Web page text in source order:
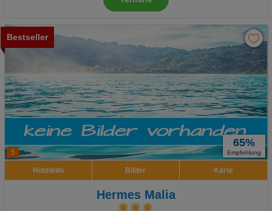
5
Bestseller
65%
Empfehlung
Hotelinfo Bilder Karte
Hermes Malia